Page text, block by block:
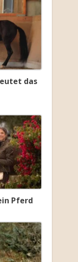
das
Pferd